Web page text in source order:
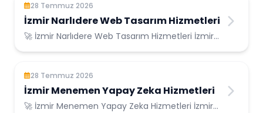
28 Temmuz 2026
İzmir Narlıdere Web Tasarım Hizmetleri
🚀 İzmir Narlıdere Web Tasarım Hizmetleri İzmir
28 Temmuz 2026
İzmir Menemen Yapay Zeka Hizmetleri
🚀 İzmir Menemen Yapay Zeka Hizmetleri İzmir